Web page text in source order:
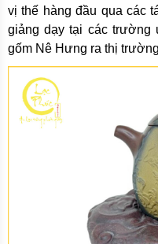
vị thế hàng đầu qua các
giảng dạy tại các trường
gốm Nê Hưng ra thị